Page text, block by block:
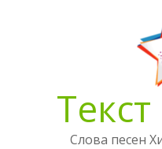
Слова песен